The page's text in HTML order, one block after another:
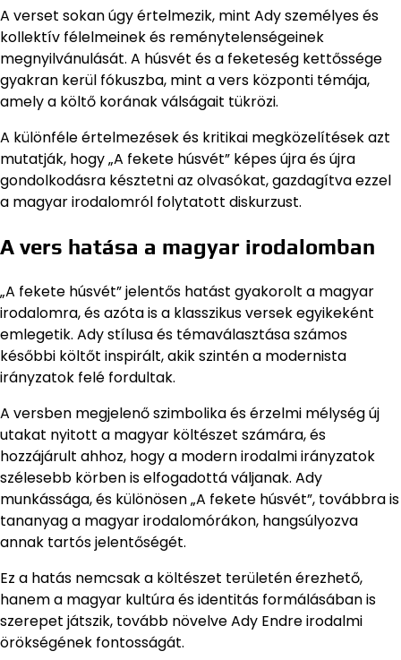
A verset sokan úgy értelmezik, mint Ady személyes és
kollektív félelmeinek és reménytelenségeinek
megnyilvánulását. A húsvét és a feketeség kettőssége
gyakran kerül fókuszba, mint a vers központi témája,
amely a költő korának válságait tükrözi.
A különféle értelmezések és kritikai megközelítések azt
mutatják, hogy „A fekete húsvét” képes újra és újra
gondolkodásra késztetni az olvasókat, gazdagítva ezzel
a magyar irodalomról folytatott diskurzust.
A vers hatása a magyar irodalomban
„A fekete húsvét” jelentős hatást gyakorolt a magyar
irodalomra, és azóta is a klasszikus versek egyikeként
emlegetik. Ady stílusa és témaválasztása számos
későbbi költőt inspirált, akik szintén a modernista
irányzatok felé fordultak.
A versben megjelenő szimbolika és érzelmi mélység új
utakat nyitott a magyar költészet számára, és
hozzájárult ahhoz, hogy a modern irodalmi irányzatok
szélesebb körben is elfogadottá váljanak. Ady
munkássága, és különösen „A fekete húsvét”, továbbra is
tananyag a magyar irodalomórákon, hangsúlyozva
annak tartós jelentőségét.
Ez a hatás nemcsak a költészet területén érezhető,
hanem a magyar kultúra és identitás formálásában is
szerepet játszik, tovább növelve Ady Endre irodalmi
örökségének fontosságát.